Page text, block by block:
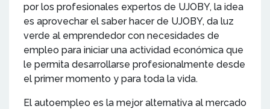
por los profesionales expertos de UJOBY, la idea
es aprovechar el saber hacer de UJOBY, da luz
verde al emprendedor con necesidades de
empleo para iniciar una actividad económica que
le permita desarrollarse profesionalmente desde
el primer momento y para toda la vida.
El autoempleo es la mejor alternativa al mercado